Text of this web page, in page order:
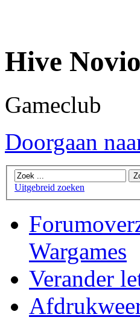
Hive
Gameclub
Doorgaan
Uitgebreid zoeken
Wargames
Verander